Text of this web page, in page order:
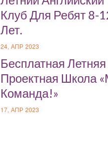
Клуб Для Ребят 8-
Лет.
24, АПР 2023
Бесплатная Летняя
Проектная Школа
Команда!»
17, АПР 2023